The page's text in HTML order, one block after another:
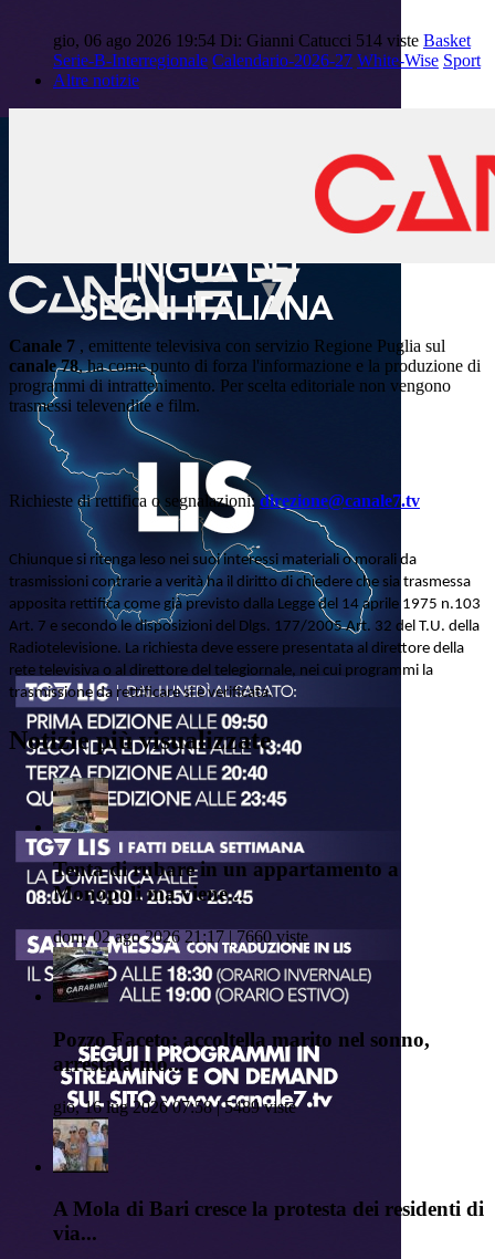
gio, 06 ago 2026 19:54 Di: Gianni Catucci 514 viste Basket
Serie-B-Interregionale Calendario-2026-27 White-Wise Sport
Altre notizie
Canale 7 , emittente televisiva con servizio Regione Puglia sul
canale 78, ha come punto di forza l'informazione e la produzione di
programmi di intrattenimento. Per scelta editoriale non vengono
trasmessi televendite e film.
Richieste di rettifica o segnalazioni: direzione@canale7.tv
Chiunque si ritenga leso nei suoi interessi materiali o morali da
trasmissioni contrarie a verità ha il diritto di chiedere che sia trasmessa
apposita rettifica come già previsto dalla Legge del 14 aprile 1975 n.103
Art. 7 e secondo le disposizioni del Dlgs. 177/2005 Art. 32 del T.U. della
Radiotelevisione. La richiesta deve essere presentata al direttore della
rete televisiva o al direttore del telegiornale, nei cui programmi la
trasmissione da rettificare si è verificata.
Notizie più visualizzate
Tenta di rubare in un appartamento a
Monopoli ma viene...
dom, 02 ago 2026 21:17 | 7660 viste
Pozzo Faceto: accoltella marito nel sonno,
arrestata mo...
gio, 16 lug 2026 07:58 | 5489 viste
A Mola di Bari cresce la protesta dei residenti di
via...